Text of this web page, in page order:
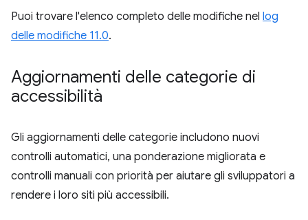
Puoi trovare l'elenco completo delle modifiche nel log
delle modifiche 11.0.
Aggiornamenti delle categorie di
accessibilità
Gli aggiornamenti delle categorie includono nuovi
controlli automatici, una ponderazione migliorata e
controlli manuali con priorità per aiutare gli sviluppatori a
rendere i loro siti più accessibili.